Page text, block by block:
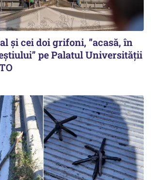
și cei doi grifoni, ”acasă, în
pe Palatul Universității